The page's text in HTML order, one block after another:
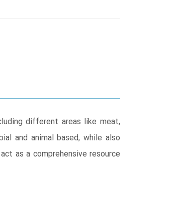
different areas like meat,
and animal based, while also
as a comprehensive resource